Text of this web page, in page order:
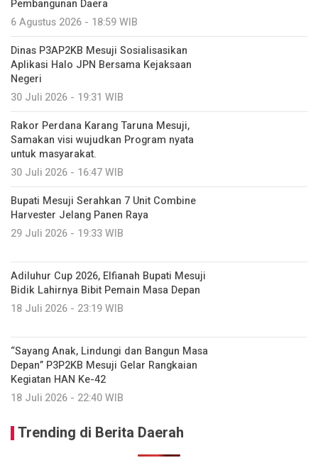
Pembangunan Daera
6 Agustus 2026 - 18:59 WIB
Dinas P3AP2KB Mesuji Sosialisasikan
Aplikasi Halo JPN Bersama Kejaksaan
Negeri
30 Juli 2026 - 19:31 WIB
Rakor Perdana Karang Taruna Mesuji,
Samakan visi wujudkan Program nyata
untuk masyarakat.
30 Juli 2026 - 16:47 WIB
Bupati Mesuji Serahkan 7 Unit Combine
Harvester Jelang Panen Raya
29 Juli 2026 - 19:33 WIB
Adiluhur Cup 2026, Elfianah Bupati Mesuji
Bidik Lahirnya Bibit Pemain Masa Depan
18 Juli 2026 - 23:19 WIB
“Sayang Anak, Lindungi dan Bangun Masa
Depan” P3P2KB Mesuji Gelar Rangkaian
Kegiatan HAN Ke-42
18 Juli 2026 - 22:40 WIB
Trending di Berita Daerah